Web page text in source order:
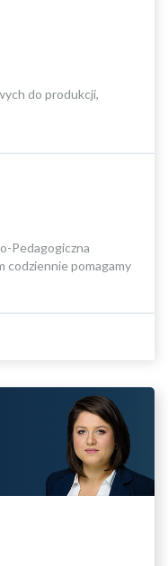
do produkcji,
Pedagogiczna
codziennie pomagamy